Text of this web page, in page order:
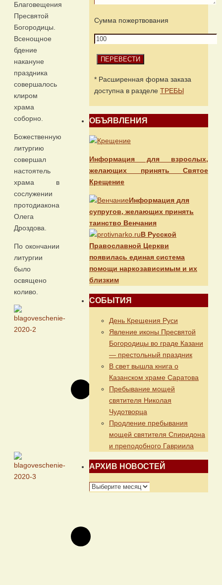
Благовещения
Пресвятой
Богородицы.
Всенощное
бдение
накануне
праздника
совершалось
клиром
храма
соборно.
Божественную
литургию
совершал
настоятель
храма в
сослужении
протодиакона
Олега
Дроздова.
По окончании
литургии
было
освящено
коливо.
Сумма пожертвования
* Расширенная форма заказа
доступна в разделе ТРЕБЫ
ОБЪЯВЛЕНИЯ
Информация для взрослых,
желающих принять Святое
Крещение
Информация для
супругов, желающих принять
таинство Венчания
В Русской
Православной Церкви
появилась единая система
помощи наркозависимым и их
близким
СОБЫТИЯ
День Крещения Руси
Явление иконы Пресвятой
Богородицы во граде Казани
— престольный праздник
В свет вышла книга о
Казанском храме Саратова
Пребывание мощей
святителя Николая
Чудотворца
Продление пребывания
мощей святителя Спиридона
и преподобного Гавриила
АРХИВ НОВОСТЕЙ
АРХИВ